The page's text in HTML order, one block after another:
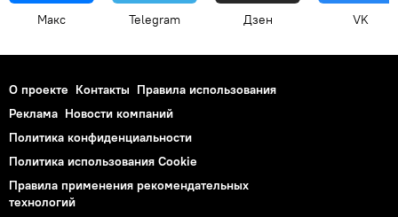
Макс Telegram Дзен VK
О проекте Контакты Правила использования
Реклама Новости компаний
Политика конфиденциальности
Политика использования Cookie
Правила применения рекомендательных
технологий